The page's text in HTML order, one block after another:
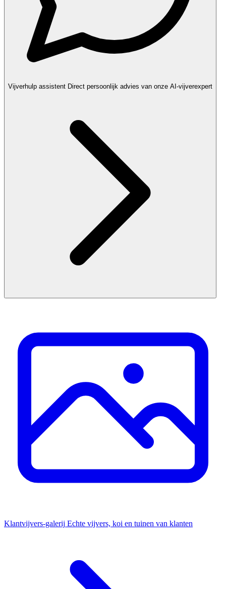
Vijverhulp assistent Direct persoonlijk advies van onze AI-vijverexpert
Klantvijvers-galerij Echte vijvers, koi en tuinen van klanten